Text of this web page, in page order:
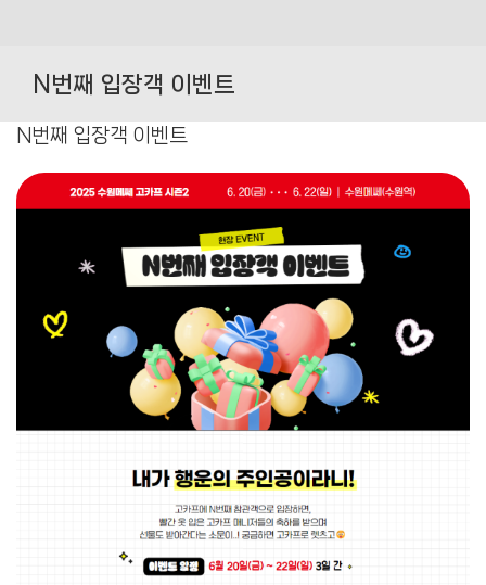
contentN번째 입장객 이벤트
N번째 입장객 이벤트